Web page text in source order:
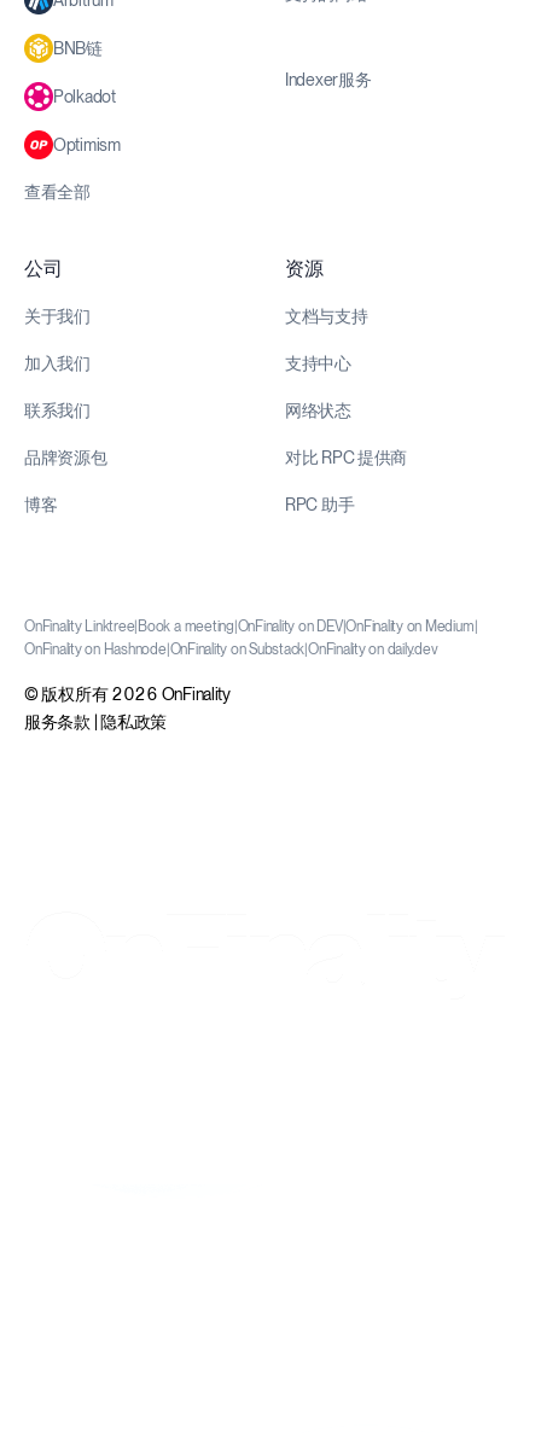
BNB链
Polkadot
Optimism
查看全部
Indexer服务
公司
关于我们
加入我们
联系我们
品牌资源包
博客
资源
文档与支持
支持中心
网络状态
对比 RPC 提供商
RPC 助手
OnFinality Linktree Book a meeting OnFinality on DEV|OnFinality on Medium
OnFinality on Hashnode OnFinality on Substack OnFinality on daily.dev
© 版权所有 2026 OnFinality
服务条款
隐私政策